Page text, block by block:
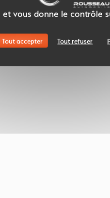
et vous donne le contrôle
Tout accepter Tout refuser